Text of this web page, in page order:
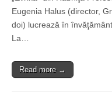
Eugenia Halus (director,
doi) lucrează în
La…
Read more →